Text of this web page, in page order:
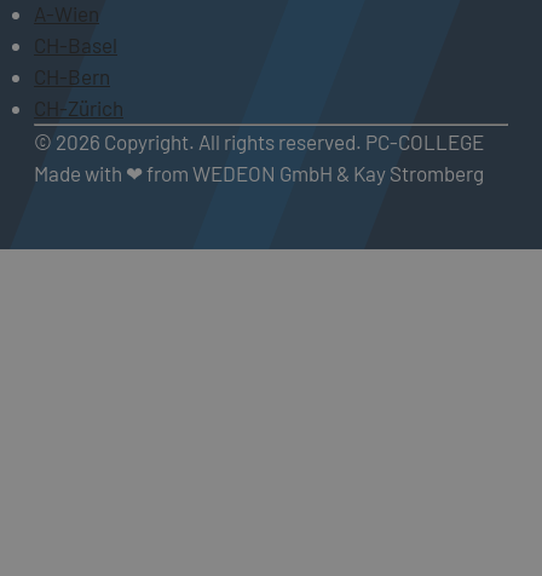
A-Wien
CH-Basel
CH-Bern
CH-Zürich
© 2026 Copyright. All rights reserved. PC-COLLEGE
Made with ❤ from WEDEON GmbH & Kay Stromberg